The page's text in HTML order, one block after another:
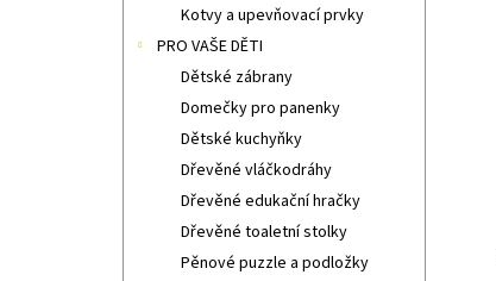
Kotvy a upevňovací prvky
PRO VAŠE DĚTI
Dětské zábrany
Domečky pro panenky
Dětské kuchyňky
Dřevěné vláčkodráhy
Dřevěné edukační hračky
Dřevěné toaletní stolky
Pěnové puzzle a podložky